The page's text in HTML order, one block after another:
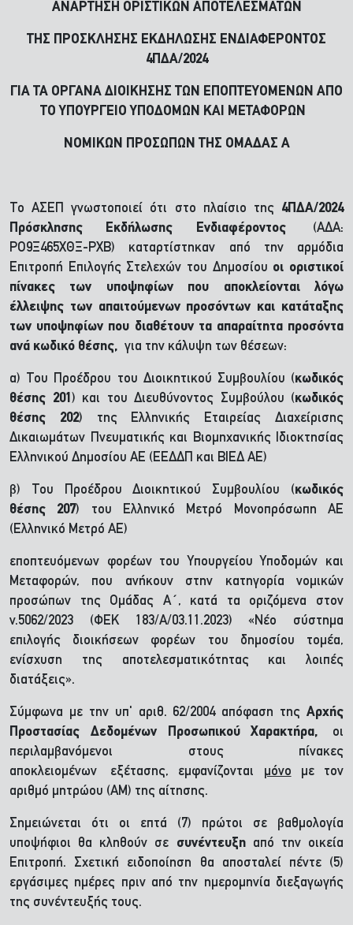
ΑΝΑΡΤΗΣΗ ΟΡΙΣΤΙΚΩΝ ΑΠΟΤΕΛΕΣΜΑΤΩΝ
ΤΗΣ ΠΡΟΣΚΛΗΣΗΣ ΕΚΔΗΛΩΣΗΣ ΕΝΔΙΑΦΕΡΟΝΤΟΣ
4ΠΔΑ/2024
ΓΙΑ ΤΑ ΟΡΓΑΝΑ ΔΙΟΙΚΗΣΗΣ ΤΩΝ ΕΠΟΠΤΕΥΟΜΕΝΩΝ ΑΠΟ
ΤΟ ΥΠΟΥΡΓΕΙΟ ΥΠΟΔΟΜΩΝ ΚΑΙ ΜΕΤΑΦΟΡΩΝ
ΝΟΜΙΚΩΝ ΠΡΟΣΩΠΩΝ ΤΗΣ ΟΜΑΔΑΣ Α
Το ΑΣΕΠ γνωστοποιεί ότι στο πλαίσιο της 4ΠΔΑ/2024
Πρόσκλησης Εκδήλωσης Ενδιαφέροντος (ΑΔΑ:
ΡΟ9Ξ465ΧΘΞ-ΡΧΒ) καταρτίστηκαν από την αρμόδια
Επιτροπή Επιλογής Στελεχών του Δημοσίου οι οριστικοί
πίνακες των υποψηφίων που αποκλείονται λόγω
έλλειψης των απαιτούμενων προσόντων και κατάταξης
των υποψηφίων που διαθέτουν τα απαραίτητα προσόντα
ανά κωδικό θέσης, για την κάλυψη των θέσεων:
α) Του Προέδρου του Διοικητικού Συμβουλίου (κωδικός
θέσης 201 ) και του Διευθύνοντος Συμβούλου (κωδικός
θέσης 202) της Ελληνικής Εταιρείας Διαχείρισης
Δικαιωμάτων Πνευματικής και Βιομηχανικής Ιδιοκτησίας
Ελληνικού Δημοσίου ΑΕ (ΕΕΔΔΠ και ΒΙΕΔ ΑΕ)
β) Του Προέδρου Διοικητικού Συμβουλίου (κωδικός
θέσης 207) του Ελληνικό Μετρό Μονοπρόσωπη ΑΕ
(Ελληνικό Μετρό ΑΕ)
εποπτευόμενων φορέων του Υπουργείου Υποδομών και
Μεταφορών, που ανήκουν στην κατηγορία νομικών
προσώπων της Ομάδας Α΄, κατά τα οριζόμενα στον
ν.5062/2023 (ΦΕΚ 183/Α/03.11.2023) «Νέο σύστημα
επιλογής διοικήσεων φορέων του δημοσίου τομέα,
ενίσχυση της αποτελεσματικότητας και λοιπές
διατάξεις».
Σύμφωνα με την υπ' αριθ. 62/2004 απόφαση της Αρχής
Προστασίας Δεδομένων Προσωπικού Χαρακτήρα, οι
περιλαμβανόμενοι στους πίνακες
αποκλειομένων
εξέτασης, εμφανίζονται μόνο με τον
αριθμό μητρώου (ΑΜ) της αίτησης.
Σημειώνεται ότι οι επτά (7) πρώτοι σε βαθμολογία
υποψήφιοι θα κληθούν σε συνέντευξηαπό την οικεία
Επιτροπή. Σχετική ειδοποίηση θα αποσταλεί πέντε (5)
εργάσιμες ημέρες πριν από την ημερομηνία διεξαγωγής
της συνέντευξής τους.